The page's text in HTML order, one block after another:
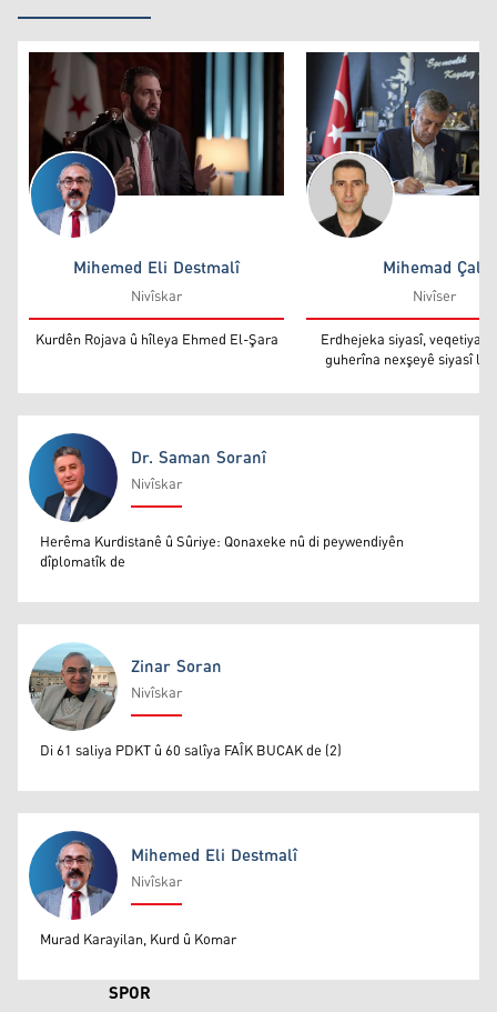
Kurdên Rojava û hîleya Ehmed El-Şara
Mihemed Eli Destmalî
Mihemed Eli Destmalî
Nivîskar
Kurdên Rojava û hîleya Ehmed El-Şara
Erdhejeka siyasî,
Mihemad ÇalîMihemad Çalî
Nivîser
Erdhejeka siyasî,
guherîna nexşeyê siyasî li
Dr. Saman Soranî
Dr. Saman Soranî
Nivîskar
Herêma Kurdistanê û Sûriye: Qonaxeke nû di peywendiyên
dîplomatîk de
Zinar Soran
Zinar Soran
Nivîskar
Di 61 saliya PDKT û 60 salîya FAÎK BUCAK de (2)
Mihemed Eli Destmalî
Mihemed Eli Destmalî
Nivîskar
Murad Karayilan, Kurd û Komar
SPOR